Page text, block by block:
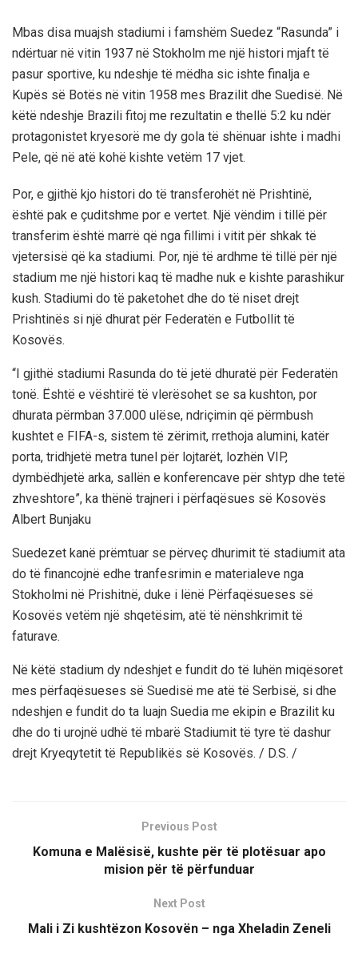
Mbas disa muajsh stadiumi i famshëm Suedez “Rasunda” i
ndërtuar në vitin 1937 në Stokholm me një histori mjaft të
pasur sportive, ku ndeshje të mëdha sic ishte finalja e
Kupës së Botës në vitin 1958 mes Brazilit dhe Suedisë. Në
këtë ndeshje Brazili fitoj me rezultatin e thellë 5:2 ku ndër
protagonistet kryesorë me dy gola të shënuar ishte i madhi
Pele, që në atë kohë kishte vetëm 17 vjet.
Por, e gjithë kjo histori do të transferohët në Prishtinë,
është pak e çuditshme por e vertet. Një vëndim i tillë për
transferim është marrë që nga fillimi i vitit për shkak të
vjetersisë që ka stadiumi. Por, një të ardhme të tillë për një
stadium me një histori kaq të madhe nuk e kishte parashikur
kush. Stadiumi do të paketohet dhe do të niset drejt
Prishtinës si një dhurat për Federatën e Futbollit të
Kosovës.
“I gjithë stadiumi Rasunda do të jetë dhuratë për Federatën
tonë. Është e vështirë të vlerësohet se sa kushton, por
dhurata përmban 37.000 ulëse, ndriçimin që përmbush
kushtet e FIFA-s, sistem të zërimit, rrethoja alumini, katër
porta, tridhjetë metra tunel për lojtarët, lozhën VIP,
dymbëdhjetë arka, sallën e konferencave për shtyp dhe tetë
zhveshtore”, ka thënë trajneri i përfaqësues së Kosovës
Albert Bunjaku
Suedezet kanë prëmtuar se përveç dhurimit të stadiumit ata
do të financojnë edhe tranfesrimin e materialeve nga
Stokholmi në Prishitnë, duke i lënë Përfaqësueses së
Kosovës vetëm një shqetësim, atë të nënshkrimit të
faturave.
Në këtë stadium dy ndeshjet e fundit do të luhën miqësoret
mes përfaqësueses së Suedisë me atë të Serbisë, si dhe
ndeshjen e fundit do ta luajn Suedia me ekipin e Brazilit ku
dhe do ti urojnë udhë të mbarë Stadiumit të tyre të dashur
drejt Kryeqytetit të Republikës së Kosovës. / D.S. /
Previous Post
Komuna e Malësisë, kushte për të plotësuar apo
mision për të përfunduar
Next Post
Mali i Zi kushtëzon Kosovën – nga Xheladin Zeneli